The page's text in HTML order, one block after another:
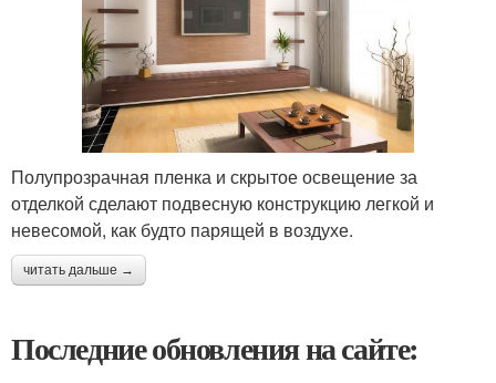
Полупрозрачная пленка и скрытое освещение за
отделкой сделают подвесную конструкцию легкой и
невесомой, как будто парящей в воздухе.
читать дальше →
Последние обновления на сайте: